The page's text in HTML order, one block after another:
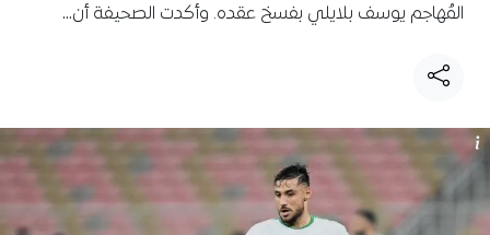
المُهاجم يوسف بلايلي بفسخ عقده. وأكدت الصحيفة أن…